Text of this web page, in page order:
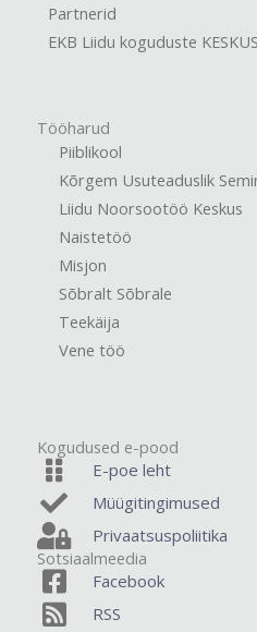
Partnerid
EKB Liidu koguduste KESKUS
Tööharud
Piiblikool
Kõrgem Usuteaduslik
Liidu Noorsootöö Keskus
Naistetöö
Misjon
Sõbralt Sõbrale
Teekäija
Vene töö
Kogudused e-pood
E-poe leht
Müügitingimused
Privaatsuspoliitika
Sotsiaalmeedia
Facebook
RSS